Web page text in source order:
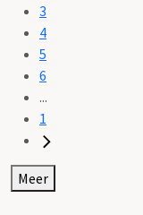
3
4
5
6
...
1
Meer